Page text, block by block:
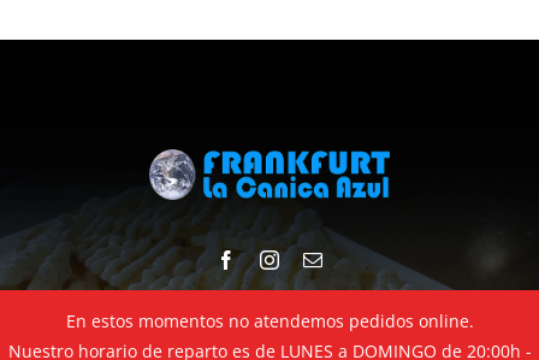
© Copyright 2020 -2026 | Diseñado porD&D Serveis| Todos los
En estos momentos no atendemos pedidos online.
Nuestro horario de reparto es de LUNES a DOMINGO de 20:00h -